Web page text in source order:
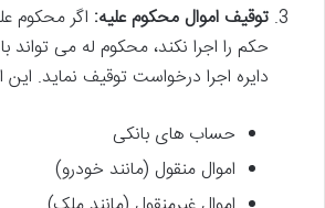
توقیف اموال محکوم علیه: اگر محکوم
حکم را اجرا نکند، محکوم له می تواند
دایره اجرا درخواست توقیف نماید.
حساب های بانکی
اموال منقول (مانند خودرو)